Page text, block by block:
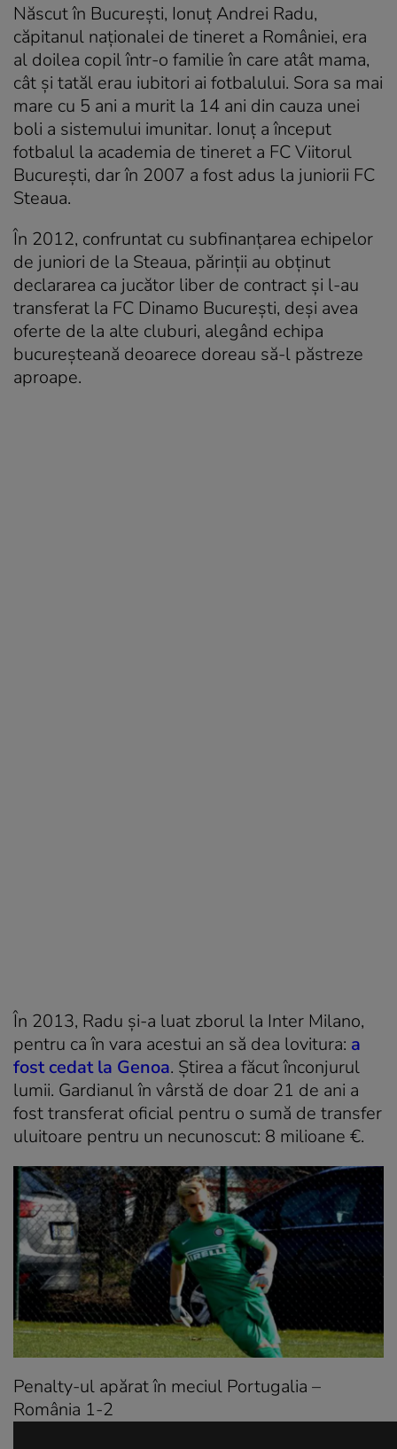
Născut în București, Ionuț Andrei Radu,
căpitanul naționalei de tineret a României, era
al doilea copil într-o familie în care atât mama,
cât și tatăl erau iubitori ai fotbalului. Sora sa mai
mare cu 5 ani a murit la 14 ani din cauza unei
boli a sistemului imunitar. Ionuț a început
fotbalul la academia de tineret a FC Viitorul
București, dar în 2007 a fost adus la juniorii FC
Steaua.
În 2012, confruntat cu subfinanțarea echipelor
de juniori de la Steaua, părinții au obținut
declararea ca jucător liber de contract și l-au
transferat la FC Dinamo București, deși avea
oferte de la alte cluburi, alegând echipa
bucureșteană deoarece doreau să-l păstreze
aproape.
În 2013, Radu și-a luat zborul la Inter Milano,
pentru ca în vara acestui an să dea lovitura: a
fost cedat la Genoa. Știrea a făcut înconjurul
lumii. Gardianul în vârstă de doar 21 de ani a
fost transferat oficial pentru o sumă de transfer
uluitoare pentru un necunoscut: 8 milioane €.
Penalty-ul apărat în meciul Portugalia –
România 1-2